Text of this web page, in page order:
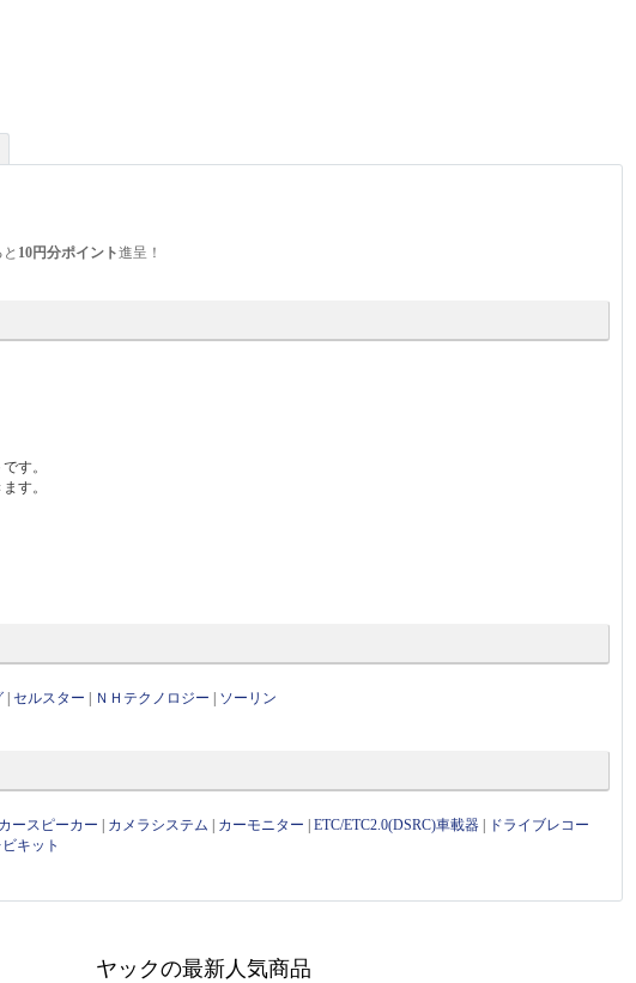
10円分ポイント進呈！
す。
す。
|セルスター ＮＨテクノロジー ソーリン
カースピーカー カメラシステム カーモニター |ETC/ETC2.0(DSRC)車載器
ドライブレコー
キット
ヤックの最新人気商品